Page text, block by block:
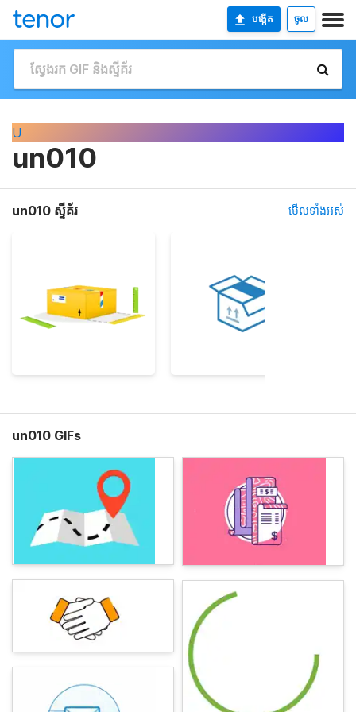
បង្កើត ចូល
U
un010
un010 ស្ទីគ័រ មើលទាំងអស់
un010 GIFs